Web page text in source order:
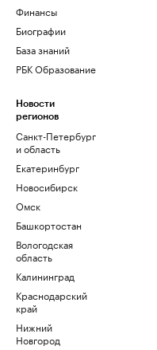
Финансы
Биографии
База знаний
РБК Образование
Новости
регионов
Санкт-Петербург
и область
Екатеринбург
Новосибирск
Омск
Башкортостан
Вологодская
область
Калининград
Краснодарский
край
Нижний
Новгород